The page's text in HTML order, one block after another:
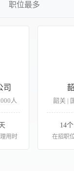
职位最多
司
人
用时
韶关 |
14个
在招职